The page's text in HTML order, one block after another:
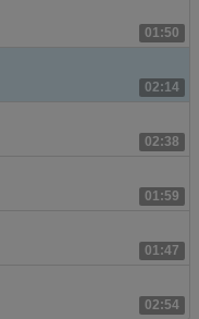
01:50
02:14
02:38
01:59
01:47
02:54